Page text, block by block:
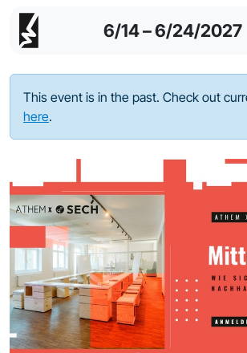
6/14 – 6/24/2027
This event is in the past. Check out
here.